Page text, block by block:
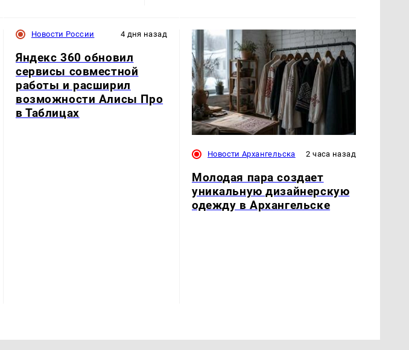
Новости России 4 дня назад
Яндекс 360 обновил
сервисы совместной
работы и расширил
возможности Алисы Про
в Таблицах
Новости Архангельска 2 часа назад
Молодая пара создает
уникальную дизайнерскую
одежду в Архангельске